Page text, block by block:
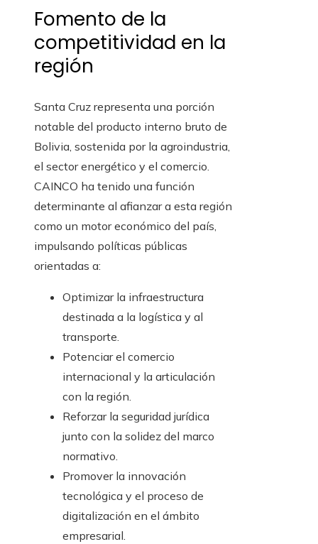
Fomento de la
competitividad en la
región
Santa Cruz representa una porción
notable del producto interno bruto de
Bolivia, sostenida por la agroindustria,
el sector energético y el comercio.
CAINCO ha tenido una función
determinante al afianzar a esta región
como un motor económico del país,
impulsando políticas públicas
orientadas a:
Optimizar la infraestructura
destinada a la logística y al
transporte.
Potenciar el comercio
internacional y la articulación
con la región.
Reforzar la seguridad jurídica
junto con la solidez del marco
normativo.
Promover la innovación
tecnológica y el proceso de
digitalización en el ámbito
empresarial.